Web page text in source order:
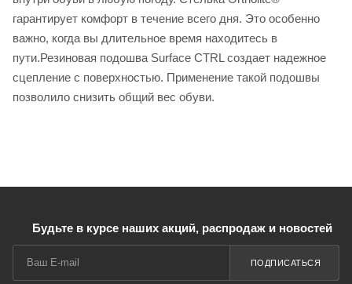
гарантирует комфорт в течение всего дня. Это особенно
важно, когда вы длительное время находитесь в
пути.Резиновая подошва Surface CTRL создает надежное
сцепление с поверхностью. Применение такой подошвы
позволило снизить общий вес обуви.
Будьте в курсе наших акций, распродаж и новостей
ПОДПИСАТЬСЯ